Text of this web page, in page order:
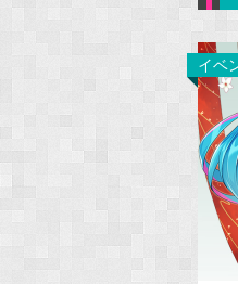
イベ